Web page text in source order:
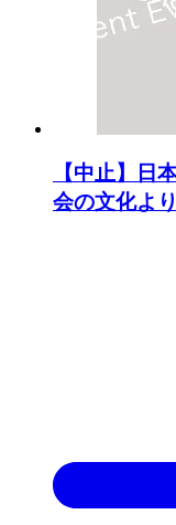
【中止】日
会の文化よ